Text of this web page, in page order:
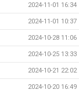
2024-11-01 16:34
2024-11-01 10:37
2024-10-28 11:06
2024-10-25 13:33
2024-10-21 22:02
2024-10-20 16:49